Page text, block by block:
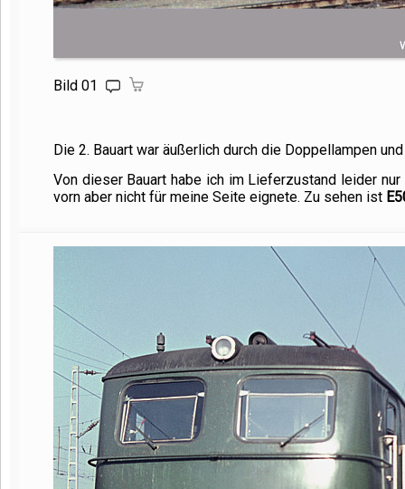
Bild 01
Die 2. Bauart war äußerlich durch die Doppellampen
Von dieser Bauart habe ich im Lieferzustand leider
vorn aber nicht für meine Seite eignete. Zu sehen ist